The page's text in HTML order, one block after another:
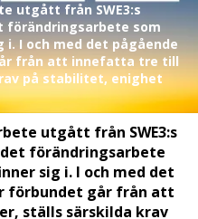
utgått från SWE3:s
förändringsarbete som
I och med det pågående
från att innefatta tre till
på stabilitet, enighet
utgått från SWE3:s
förändringsarbete
sig i. I och med det
förbundet går från att
ställs särskilda krav